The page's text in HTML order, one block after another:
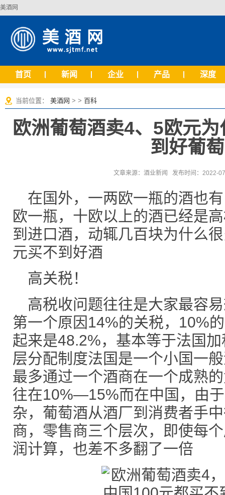
美酒网
首页 新闻 企业 产品 深度
当前位置： 美酒网 > > 百科
欧洲葡萄酒卖4、5欧元
到好葡
文章来源：酒业新闻 发布时间：2022-
在国外，一两欧一瓶的酒也
欧一瓶，十欧以上的酒已经是
到进口酒，动辄几百块为什么
元买不到好酒
高关税！
高税收问题往往是大家最容
第一个原因14%的关税，10%
起来是48.2%，基本等于法国
层分配制度法国是一个小国一
最多通过一个酒商在一个成熟
往在10%—15%而在中国，由
杂，葡萄酒从酒厂到消费者手
商，零售商三个层次，即使每
润计算，也差不多翻了一倍